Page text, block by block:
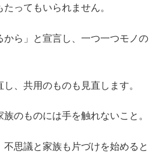
ってもいられません。
から」と宣言し、一つ一つモノの
、共用のものも見直します。
のものには手を触れないこと。
思議と家族も片づけを始めると